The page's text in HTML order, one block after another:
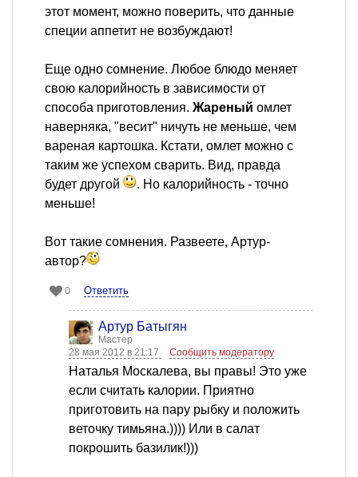
этот момент, можно поверить, что данные
специи аппетит не возбуждают!
Еще одно сомнение. Любое блюдо меняет
свою калорийность в зависимости от
способа приготовления. Жареный омлет
наверняка, "весит" ничуть не меньше, чем
вареная картошка. Кстати, омлет можно с
таким же успехом сварить. Вид, правда
будет другой
. Но калорийность - точно
меньше!
Вот такие сомнения. Развеете, Артур-
автор?
0 Ответить
Артур Батыгян
Мастер
28 мая 2012 в 21:17
Сообщить модератору
Наталья Москалева, вы правы! Это уже
если считать калории. Приятно
приготовить на пару рыбку и положить
веточку тимьяна.)))) Или в салат
покрошить базилик!)))